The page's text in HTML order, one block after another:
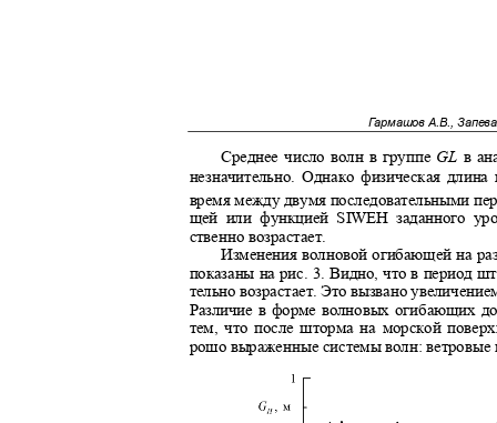
Гармашов А.В.,
Среднее число волн в группе GL в
незначительно. Однако физическая длина
время между двумя последовательными
щей или функцией SIWEH заданного
ственно возрастает.
Изменения волновой огибающей на
показаны на рис. 3. Видно, что в период
тельно возрастает. Это вызвано
Различие в форме волновых огибающих
тем, что после шторма на морской
рошо выраженные системы волн: